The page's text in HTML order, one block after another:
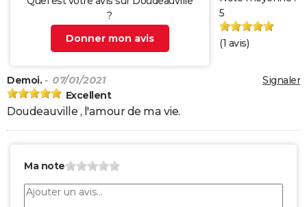
?
Donner mon avis
5
(1 avis)
Signaler
Demoi. - 07/01/2021
Excellent
Doudeauville , l'amour de ma vie.
Ma note